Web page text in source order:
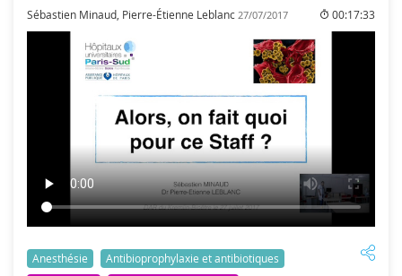
Sébastien Minaud, Pierre-Étienne Leblanc 27/07/2017 00:17:33
Anesthésie
Antibioprophylaxie et antibiotiques